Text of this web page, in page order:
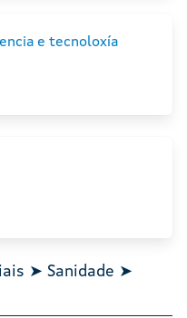
e tecnoloxía
➤ Sanidade ➤